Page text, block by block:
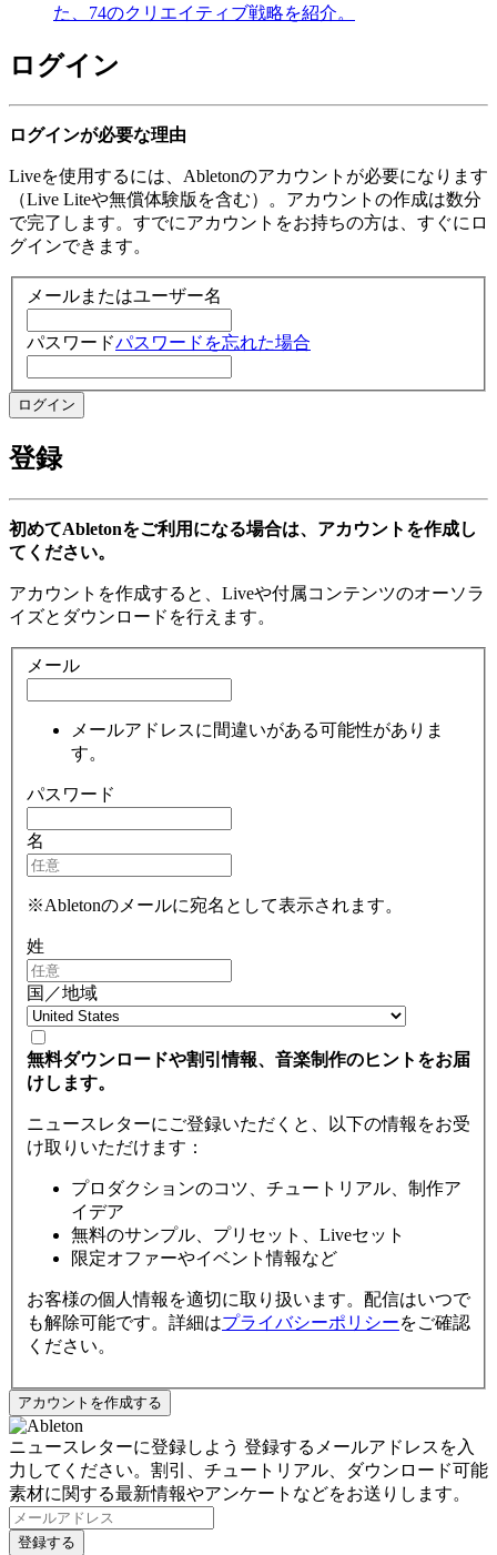
た、74のクリエイティブ戦略を紹介。
ログイン
ログインが必要な理由
Liveを使用するには、Abletonのアカウントが必要になります
（Live Liteや無償体験版を含む）。アカウントの作成は数分
で完了します。すでにアカウントをお持ちの方は、すぐにロ
グインできます。
メールまたはユーザー名
パスワードパスワードを忘れた場合
登録
初めてAbletonをご利用になる場合は、アカウントを作成し
てください。
アカウントを作成すると、Liveや付属コンテンツのオーソラ
イズとダウンロードを行えます。
メール
メールアドレスに間違いがある可能性がありま
す。
パスワード
名
※Abletonのメールに宛名として表示されます。
姓
国／地域
無料ダウンロードや割引情報、音楽制作のヒントをお届
けします。
ニュースレターにご登録いただくと、以下の情報をお受
け取りいただけます：
プロダクションのコツ、チュートリアル、制作ア
イデア
無料のサンプル、プリセット、Liveセット
限定オファーやイベント情報など
お客様の個人情報を適切に取り扱います。配信はいつで
も解除可能です。詳細はプライバシーポリシーをご確認
ください。
ニュースレターに登録しよう 登録するメールアドレスを入
力してください。割引、チュートリアル、ダウンロード可能
素材に関する最新情報やアンケートなどをお送りします。